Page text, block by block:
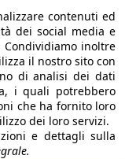
contenuti ed
dei social media e
inoltre
il nostro sito con
di analisi dei dati
i quali potrebbero
che ha fornito loro
dei loro servizi.
e dettagli sulla